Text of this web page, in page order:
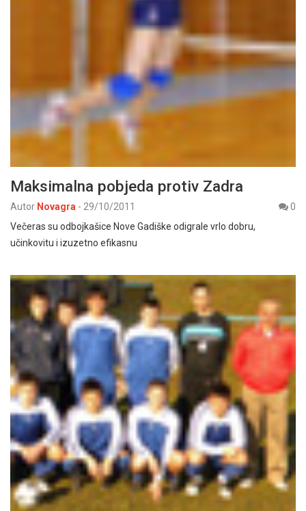
Maksimalna pobjeda protiv Zadra
Autor Novagra - 29/10/2011
0
Večeras su odbojkašice Nove Gadiške odigrale vrlo dobru,
učinkovitu i izuzetno efikasnu